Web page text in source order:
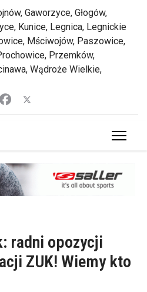
Gaworzyce, Głogów,
Kunice, Legnica, Legnickie
Mściwojów, Paszowice,
Przemków,
Wądroże Wielkie,
radni opozycji
ZUK! Wiemy kto